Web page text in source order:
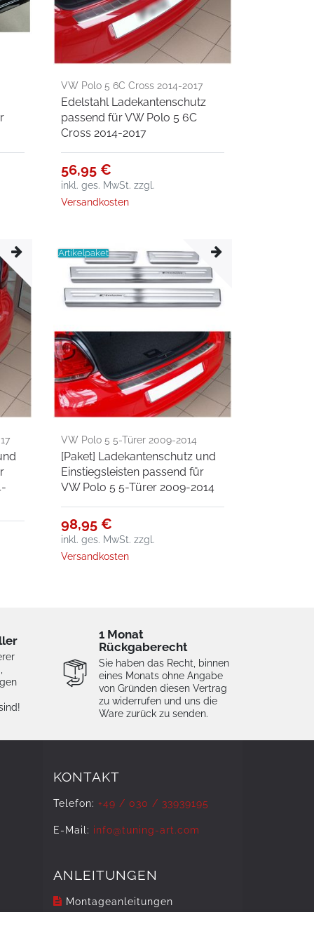
VW Polo 5 6C Cross 2014-2017
Edelstahl Ladekantenschutz
passend für VW Polo 5 6C
Cross 2014-2017
56,95 €
inkl. ges. MwSt. zzgl.
Versandkosten
Artikelpaket
VW Polo 5 5-Türer 2009-2014
[Paket] Ladekantenschutz und
Einstiegsleisten passend für
VW Polo 5 5-Türer 2009-2014
98,95 €
inkl. ges. MwSt. zzgl.
Versandkosten
1 Monat
Rückgaberecht
Sie haben das Recht, binnen
eines Monats ohne Angabe
von Gründen diesen Vertrag
zu widerrufen und uns die
Ware zurück zu senden.
KONTAKT
Telefon: +49 / 030 / 33939195
E-Mail: info@tuning-art.com
ANLEITUNGEN
Montageanleitungen